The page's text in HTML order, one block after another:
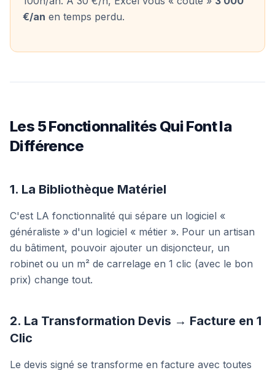
€/an en temps perdu.
Les 5 Fonctionnalités Qui Font la
Différence
1. La Bibliothèque Matériel
C'est LA fonctionnalité qui sépare un logiciel «
généraliste » d'un logiciel « métier ». Pour un artisan
du bâtiment, pouvoir ajouter un disjoncteur, un
robinet ou un m² de carrelage en 1 clic (avec le bon
prix) change tout.
2. La Transformation Devis → Facture en 1
Clic
Le devis signé se transforme en facture avec toutes